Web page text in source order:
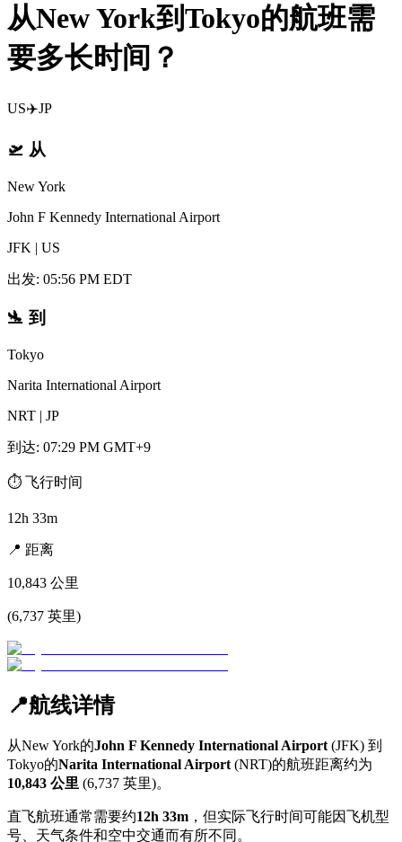
从New York到Tokyo的航班需
要多长时间？
US✈️JP
🛫 从
New York
John F Kennedy International Airport
JFK | US
出发: 05:56 PM EDT
🛬 到
Tokyo
Narita International Airport
NRT | JP
到达: 07:29 PM GMT+9
⏱️ 飞行时间
12h 33m
📍 距离
10,843 公里
(6,737 英里)
📍航线详情
从New York的John F Kennedy International Airport(JFK) 到
Tokyo的Narita International Airport(NRT)的航班距离约为
10,843 公里 (6,737 英里)。
直飞航班通常需要约12h 33m ，但实际飞行时间可能因飞机型
号、天气条件和空中交通而有所不同。